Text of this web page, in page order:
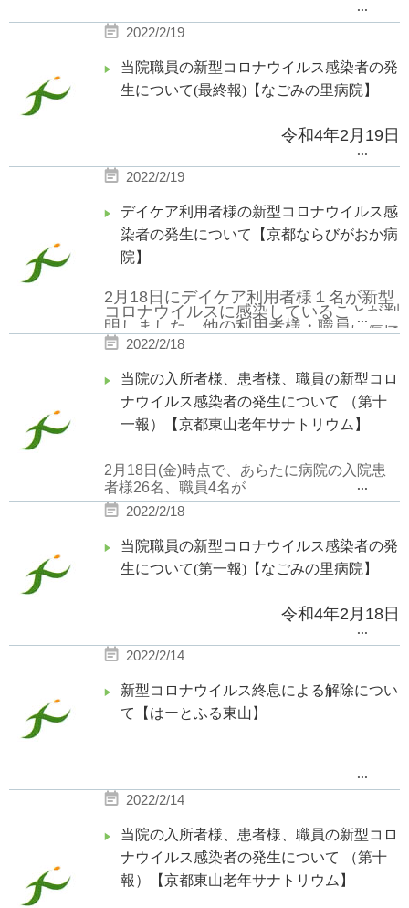
当施設は引き続き感染拡大防止に全力
で努めてまいります。
2月19日(土)時点で、あらたに病院の
入院患者様
新型コロナウイルス陽性であることが
確認されました。
京都市の指導の下、対応を進めており
検査結果等続報につきましては、随時
ホームページにてお知らせ致します。
当院は、引き続き感染拡大防止に全力
で努めてまいります。
...
2022/2/19
当院職員の新型コロナウイルス感染者の発
生について(最終報)【なごみの里病院】
令和4年2月19日
2月17日、当院職員1名に新型コロナウ
イルス陽性が確認された件につきまし
て、
昨日当該病棟の患者様全員のPCR検査
結果が陰性であったことをお伝えさせて
頂きましたが、職員につきましても本日
全員のPCR検査結果が陰性であること
判明いたしましたので、ご報告致しま
す。
当院は引き続き全力で感染対策に取り組
んでまいります。
...
2022/2/19
デイケア利用者様の新型コロナウイルス感
染者の発生について【京都ならびがおか病
院】
2月18日にデイケア利用者様１名が新型
コロナウイルスに感染していることが判
明しました。他の利用者様・職員に濃厚
接触者がいないことが確認できておりま
す。
当院は引き続き感染拡大防止に全力で努
めてまいります。
...
2022/2/18
当院の入所者様、患者様、職員の新型コロ
ナウイルス感染者の発生について （第十
一報）【京都東山老年サナトリウム】
2 月 18日 (金)時点で、あらたに病院の入院患
者様26名、職員4名が
れました。
検査結果等続報につきましては、随時ホーム
ページにてお知らせ致します。
当院は、引き続き感染拡大防止に全力で努め
てまいります。
...
2022/2/18
当院職員の新型コロナウイルス感染者の発
生について(第一報)【なごみの里病院】
令和4年2月18日
2月17日に当院職員1名が新型コロナウ
イルスに感染していることが判明しまし
た。
行政指導の下、当該病棟の患者様及び職
患者様全員の陰性が確認できましたの
で、ご報告いたします。
...
2022/2/14
新型コロナウイルス終息による解除につい
て【はーとふる東山】
性者が発生しておりましたが、
その後新たな陽性者はなく、京都市と
協議の上、2022年2月10 日をもって
...
2022/2/14
当院の入所者様、患者様、職員の新型コロ
ナウイルス感染者の発生について （第十
報）【京都東山老年サナトリウム】